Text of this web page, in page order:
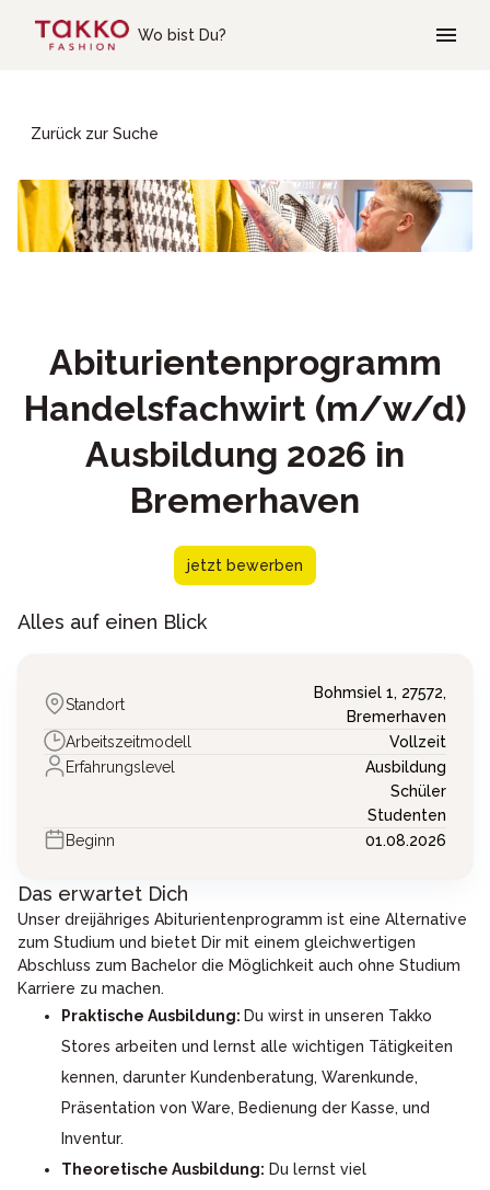
Wo bist Du?
Zurück zur Suche
Abiturientenprogramm
Handelsfachwirt (m/w/d)
Ausbildung 2026 in
Bremerhaven
jetzt bewerben
Alles auf einen Blick
Standort
Bohmsiel 1, 27572,
Bremerhaven
Arbeitszeitmodell
Vollzeit
Erfahrungslevel
Ausbildung
Schüler
Studenten
Beginn
01.08.2026
Das erwartet Dich
Unser dreijähriges Abiturientenprogramm ist eine Alternative
zum Studium und bietet Dir mit einem gleichwertigen
Abschluss zum Bachelor die Möglichkeit auch ohne Studium
Karriere zu machen.
Praktische Ausbildung: Du wirst in unseren Takko
Stores arbeiten und lernst alle wichtigen Tätigkeiten
kennen, darunter Kundenberatung, Warenkunde,
Präsentation von Ware, Bedienung der Kasse, und
Inventur.
Theoretische Ausbildung: Du lernst viel